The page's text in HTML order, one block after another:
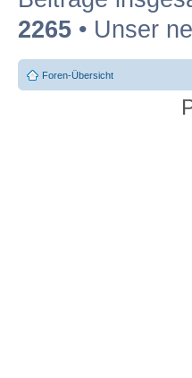
2265 • Unser
Foren-Übersicht